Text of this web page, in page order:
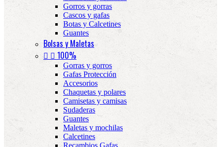
Gorros y gorras
Cascos y gafas
Botas y Calcetines
Guantes
Bolsas y Maletas
  100%
Gorras y gorros
Gafas Protección
Accesorios
Chaquetas y polares
Camisetas y camisas
Sudaderas
Guantes
Maletas y mochilas
Calcetines
Recambios Gafas